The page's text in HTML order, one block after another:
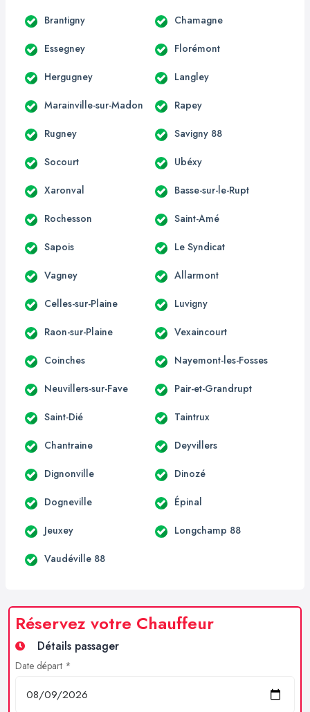
Brantigny Chamagne
Essegney Florémont
Hergugney Langley
Marainville-sur-Madon Rapey
Rugney Savigny 88
Socourt Ubéxy
Xaronval Basse-sur-le-Rupt
Rochesson Saint-Amé
Sapois Le Syndicat
Vagney Allarmont
Celles-sur-Plaine Luvigny
Raon-sur-Plaine Vexaincourt
Coinches Nayemont-les-Fosses
Neuvillers-sur-Fave Pair-et-Grandrupt
Saint-Dié Taintrux
Chantraine Deyvillers
Dignonville Dinozé
Dogneville Épinal
Jeuxey Longchamp 88
Vaudéville 88
Réservez votre Chauffeur
Détails passager
Date départ *